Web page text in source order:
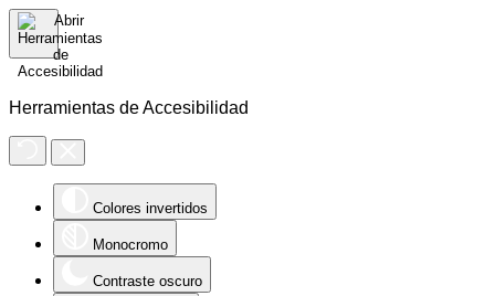
Herramientas de Accesibilidad
Colores invertidos
Monocromo
Contraste oscuro